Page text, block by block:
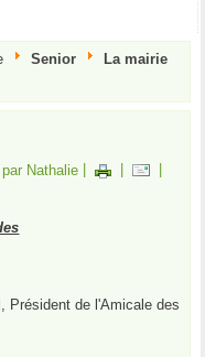
Senior
La mairie
Nathalie
Président de l'Amicale des